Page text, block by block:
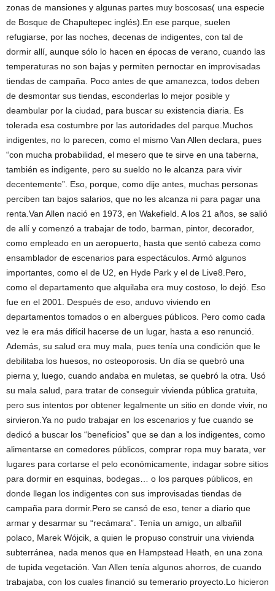
zonas de mansiones y algunas partes muy boscosas( una especie
de Bosque de Chapultepec inglés).En ese parque, suelen
refugiarse, por las noches, decenas de indigentes, con tal de
dormir allí, aunque sólo lo hacen en épocas de verano, cuando las
temperaturas no son bajas y permiten pernoctar en improvisadas
tiendas de campaña. Poco antes de que amanezca, todos deben
de desmontar sus tiendas, esconderlas lo mejor posible y
deambular por la ciudad, para buscar su existencia diaria. Es
tolerada esa costumbre por las autoridades del parque.Muchos
indigentes, no lo parecen, como el mismo Van Allen declara, pues
“con mucha probabilidad, el mesero que te sirve en una taberna,
también es indigente, pero su sueldo no le alcanza para vivir
decentemente”. Eso, porque, como dije antes, muchas personas
perciben tan bajos salarios, que no les alcanza ni para pagar una
renta.Van Allen nació en 1973, en Wakefield. A los 21 años, se salió
de allí y comenzó a trabajar de todo, barman, pintor, decorador,
como empleado en un aeropuerto, hasta que sentó cabeza como
ensamblador de escenarios para espectáculos. Armó algunos
importantes, como el de U2, en Hyde Park y el de Live8.Pero,
como el departamento que alquilaba era muy costoso, lo dejó. Eso
fue en el 2001. Después de eso, anduvo viviendo en
departamentos tomados o en albergues públicos. Pero como cada
vez le era más difícil hacerse de un lugar, hasta a eso renunció.
Además, su salud era muy mala, pues tenía una condición que le
debilitaba los huesos, no osteoporosis. Un día se quebró una
pierna y, luego, cuando andaba en muletas, se quebró la otra. Usó
su mala salud, para tratar de conseguir vivienda pública gratuita,
pero sus intentos por obtener legalmente un sitio en donde vivir, no
sirvieron.Ya no pudo trabajar en los escenarios y fue cuando se
dedicó a buscar los “beneficios” que se dan a los indigentes, como
alimentarse en comedores públicos, comprar ropa muy barata, ver
lugares para cortarse el pelo económicamente, indagar sobre sitios
para dormir en esquinas, bodegas… o los parques públicos, en
donde llegan los indigentes con sus improvisadas tiendas de
campaña para dormir.Pero se cansó de eso, tener a diario que
armar y desarmar su “recámara”. Tenía un amigo, un albañil
polaco, Marek Wójcik, a quien le propuso construir una vivienda
subterránea, nada menos que en Hampstead Heath, en una zona
de tupida vegetación. Van Allen tenía algunos ahorros, de cuando
trabajaba, con los cuales financió su temerario proyecto.Lo hicieron